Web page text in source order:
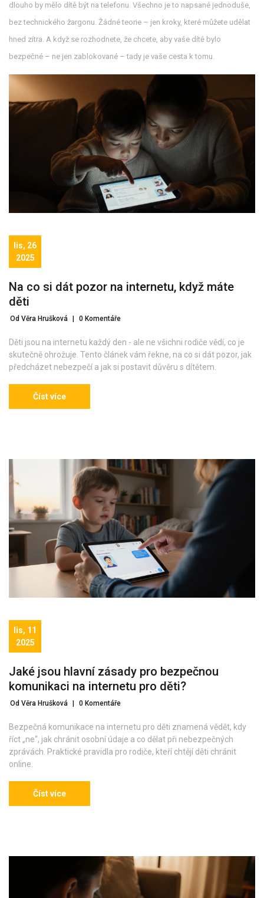
dlouho by mělo dítě být na telefonu. Všechno je to napsané jednoduše,
bez technického žargonu. Žádné teorie – jen kroky, které můžete udělat
hned zítra. A když se rozhodnete, že chcete, aby vaše dítě bylo
bezpečné – ne jen zablokované – tady je vaše cesta k tomu.
lis, 26
2025
Na co si dát pozor na internetu, když máte
děti
Od Věra Hrušková 0 Komentáře
Děti jsou na internetu každý den - ale ne všichni rodiče vědí, co je
skutečně ohrožuje. Tento článek vám řekne, na co si dát pozor, jak
předcházet nebezpečí a jak si postavit důvěru s dítětem.
Číst více
lis, 11
2025
Jaké jsou hlavní zásady pro bezpečnou
komunikaci na internetu pro děti?
Od Věra Hrušková 0 Komentáře
Bezpečná komunikace na internetu pro děti znamená vědět, kdy
říct „ne“, jak chránit osobní údaje a co dělat při nebezpečných
zprávách. Praktické pravidla pro rodiče, kteří chtějí děti chránit
online.
Číst více